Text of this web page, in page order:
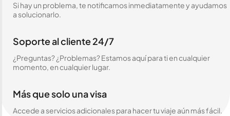
Si hay un problema, te notificamos inmediatamente y ayudamos
a solucionarlo.
Soporte al cliente 24/7
¿Preguntas? ¿Problemas? Estamos aquí para ti en cualquier
momento, en cualquier lugar.
Más que solo una visa
Accede a servicios adicionales para hacer tu viaje aún más fácil.